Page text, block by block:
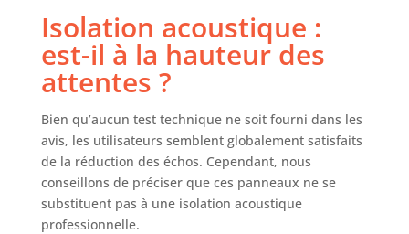
sûr. Design
élégant : Avec leur
motif rayé
panneaux muraux
en bois servent
également de
et peuvent être
facilement coupés
Isolation acoustique :
est-il à la hauteur des
attentes ?
Bien qu’aucun test technique ne soit fourni dans les
avis, les utilisateurs semblent globalement satisfaits
de la réduction des échos. Cependant, nous
conseillons de préciser que ces panneaux ne se
substituent pas à une isolation acoustique
professionnelle.